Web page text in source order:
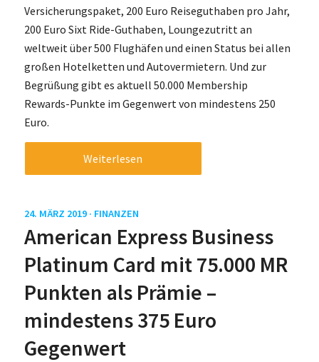
Versicherungspaket, 200 Euro Reiseguthaben pro Jahr,
200 Euro Sixt Ride-Guthaben, Loungezutritt an
weltweit über 500 Flughäfen und einen Status bei allen
großen Hotelketten und Autovermietern. Und zur
Begrüßung gibt es aktuell 50.000 Membership
Rewards-Punkte im Gegenwert von mindestens 250
Euro.
Weiterlesen
24. MÄRZ 2019 · FINANZEN
American Express Business
Platinum Card mit 75.000 MR
Punkten als Prämie –
mindestens 375 Euro
Gegenwert